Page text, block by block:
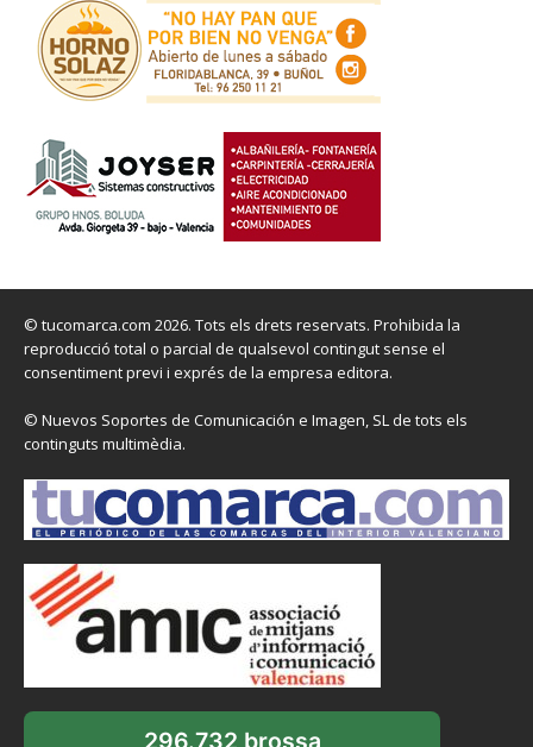
© tucomarca.com 2026. Tots els drets reservats. Prohibida la
reproducció total o parcial de qualsevol contingut sense el
consentiment previ i exprés de la empresa editora.
© Nuevos Soportes de Comunicación e Imagen, SL de tots els
continguts multimèdia.
296.732 brossa